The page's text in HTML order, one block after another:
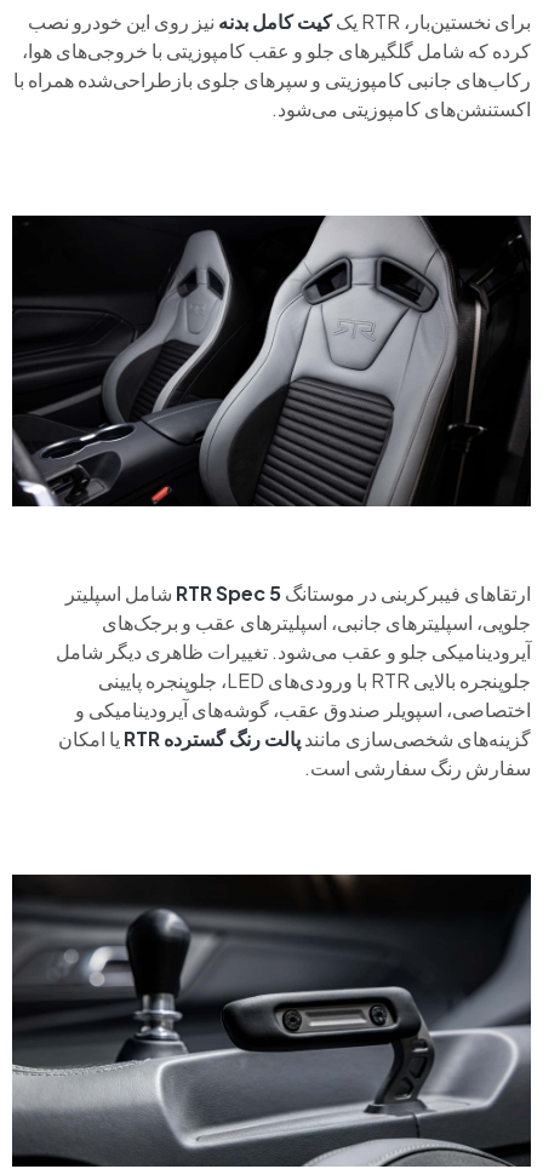
برای نخستین‌بار، RTR یک کیت کامل بدنه نیز روی این خودرو نصب
کرده که شامل گلگیرهای جلو و عقب کامپوزیتی با خروجی‌های هوا،
رکاب‌های جانبی کامپوزیتی و سپرهای جلوی بازطراحی‌شده همراه با
اکستنشن‌های کامپوزیتی می‌شود.
ارتقاهای فیبرکربنی در موستانگRTR Spec 5 شامل اسپلیتر
جلویی، اسپلیترهای جانبی، اسپلیترهای عقب و برجک‌های
آیرودینامیکی جلو و عقب می‌شود. تغییرات ظاهری دیگر شامل
جلوپنجره بالایی RTR با ورودی‌های LED، جلوپنجره پایینی
اختصاصی، اسپویلر صندوق عقب، گوشه‌های آیرودینامیکی و
گزینه‌های شخصی‌سازی مانندپالت رنگ گسترده RTR
یا امکان
سفارش رنگ سفارشی است.